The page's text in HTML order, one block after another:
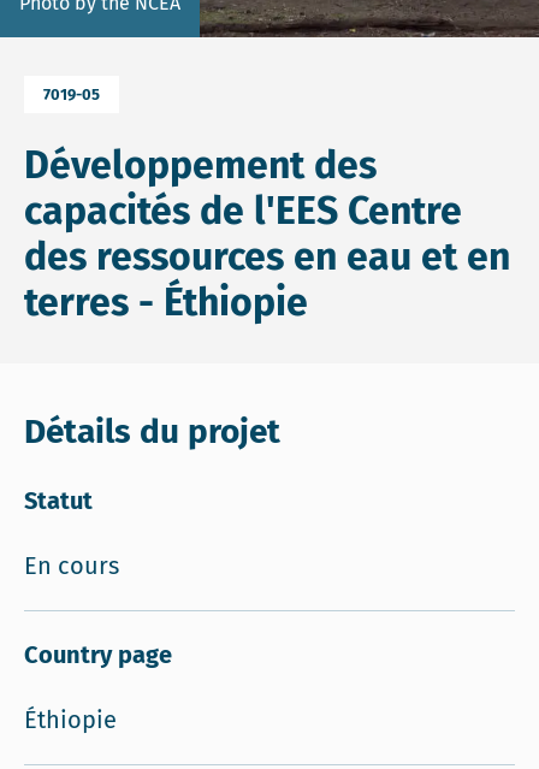
7019-05
Développement des
capacités de l'EES Centre
des ressources en eau et en
terres - Éthiopie
Détails du projet
Statut
En cours
Country page
Éthiopie